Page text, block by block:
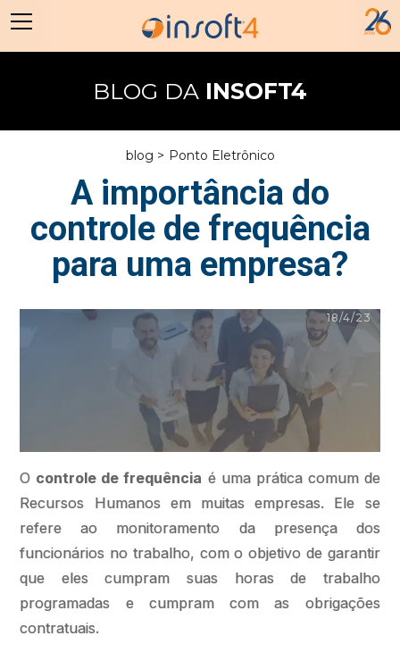
BLOG DAINSOFT4
blog > Ponto Eletrônico
A importância do
controle de frequência
para uma empresa?
18/4/23
O controle de frequência é uma prática comum de
Recursos Humanos em muitas empresas. Ele se
refere ao monitoramento da presença dos
funcionários no trabalho, com o objetivo de garantir
que eles cumpram suas horas de trabalho
programadas e cumpram com as obrigações
contratuais.